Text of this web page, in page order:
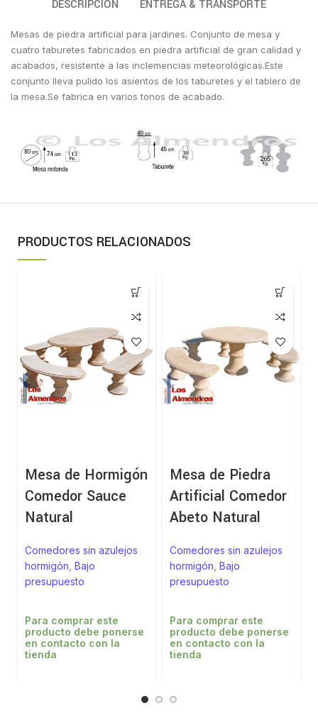
DESCRIPCIÓN ENTREGA & TRANSPORTE
Mesas de piedra artificial para jardines. Conjunto de mesa y
cuatro taburetes fabricados en piedra artificial de gran calidad y
acabados, resistente a las inclemencias meteorológicas.Este
conjunto lleva pulido los asientos de los taburetes y el tablero de
la mesa.Se fabrica en varios tonos de acabado.
PRODUCTOS RELACIONADOS
Mesa de Hormigón
Comedor Sauce
Natural
Comedores sin azulejos
hormigón ,Bajo
presupuesto
Para comprar este
producto debe ponerse
en contacto con la
tienda
Mesa de Piedra
Artificial Comedor
Abeto Natural
Comedores sin azulejos
hormigón Bajo
presupuesto
Para comprar este
producto debe ponerse
en contacto con la
tienda